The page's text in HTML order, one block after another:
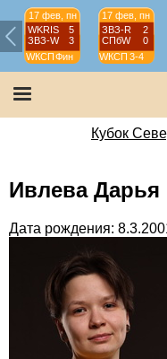
17 фев, пн
WKRIS
5
ЗВЗ-W
3
WКСПФин
17 фев, пн
ЗВЗ-R
2
СПбW
0
WКСП 3-4
Кубок
Ивлева
Дата рождения: